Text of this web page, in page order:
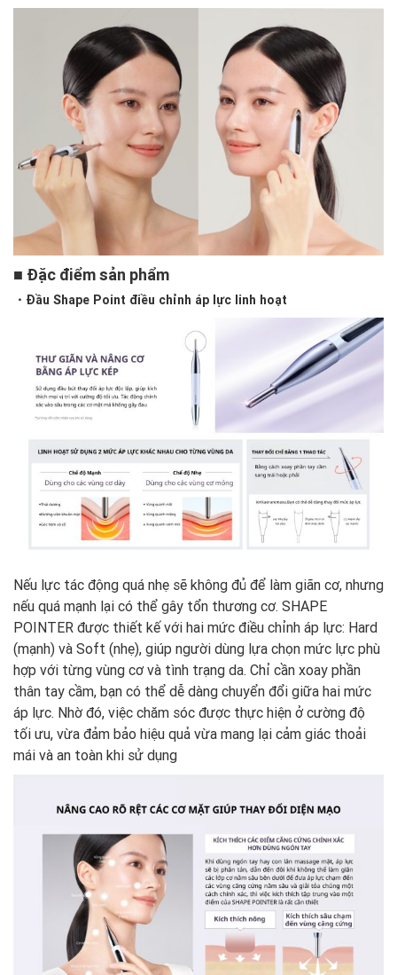
■ Đặc điểm sản phẩm
・Đầu Shape Point điều chỉnh áp lực linh hoạt
Nếu lực tác động quá nhẹ sẽ không đủ để làm giãn cơ, nhưng
nếu quá mạnh lại có thể gây tổn thương cơ. SHAPE
POINTER được thiết kế với hai mức điều chỉnh áp lực: Hard
(mạnh) và Soft (nhẹ), giúp người dùng lựa chọn mức lực phù
hợp với từng vùng cơ và tình trạng da. Chỉ cần xoay phần
thân tay cầm, bạn có thể dễ dàng chuyển đổi giữa hai mức
áp lực. Nhờ đó, việc chăm sóc được thực hiện ở cường độ
tối ưu, vừa đảm bảo hiệu quả vừa mang lại cảm giác thoải
mái và an toàn khi sử dụng